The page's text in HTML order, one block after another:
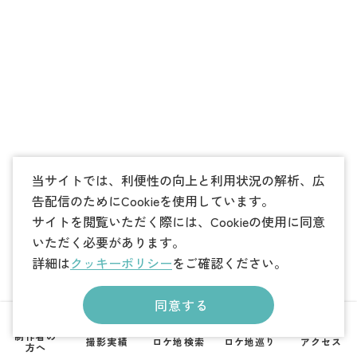
当サイトでは、利便性の向上と利用状況の解析、広
告配信のためにCookieを使用しています。
サイトを閲覧いただく際には、Cookieの使用に同意
いただく必要があります。
詳細はクッキーポリシーをご確認ください。
同意する